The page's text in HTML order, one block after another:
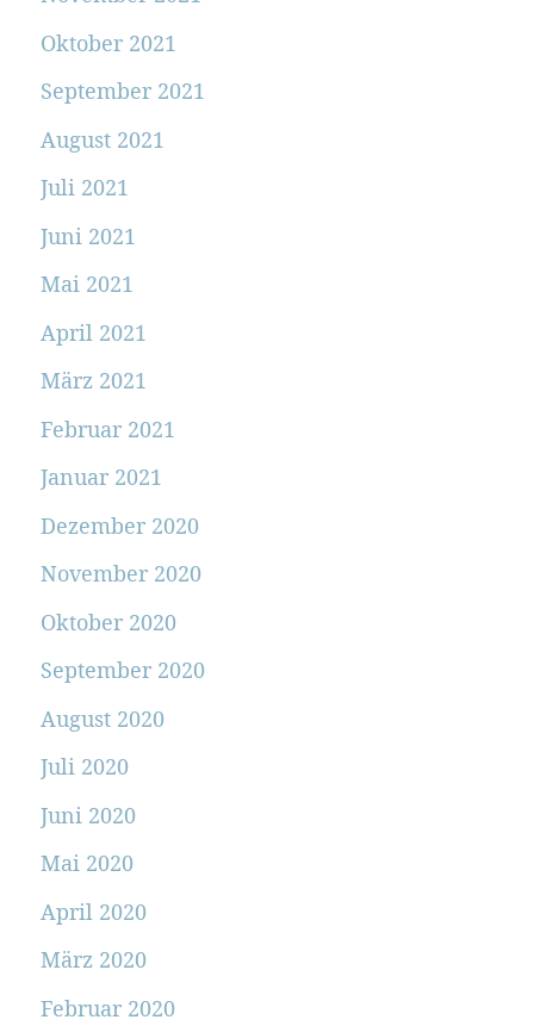
Oktober 2021
September 2021
August 2021
Juli 2021
Juni 2021
Mai 2021
April 2021
März 2021
Februar 2021
Januar 2021
Dezember 2020
November 2020
Oktober 2020
September 2020
August 2020
Juli 2020
Juni 2020
Mai 2020
April 2020
März 2020
Februar 2020